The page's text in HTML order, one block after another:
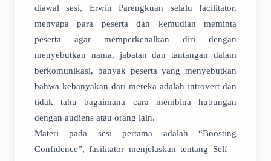
diawal sesi, Erwin Parengkuan selalu facilitator,
menyapa para peserta dan kemudian meminta
peserta agar memperkenalkan diri dengan
menyebutkan nama, jabatan dan tantangan dalam
berkomunikasi, banyak peserta yang menyebutkan
bahwa kebanyakan dari mereka adalah introvert dan
tidak tahu bagaimana cara membina hubungan
dengan audiens atau orang lain.
Materi pada sesi pertama adalah “Boosting
Confidence”, fasilitator menjelaskan tentang Self –